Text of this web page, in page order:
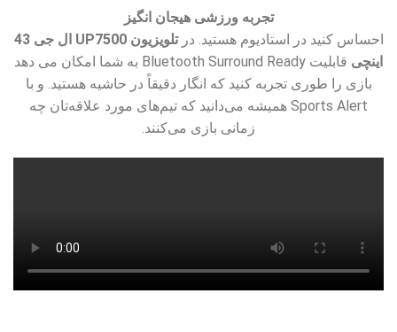
تجربه ورزشی هیجان انگیز
احساس کنید در استادیوم هستید. در
تلویزیون UP7500 ال جی 43
اینچی
قابلیت Bluetooth Surround Ready به شما امکان می دهد
بازی را طوری تجربه کنید که انگار دقیقاً در حاشیه هستید. و با
Sports Alert همیشه می‌دانید که تیم‌های مورد علاقه‌تان چه
زمانی بازی می‌کنند.